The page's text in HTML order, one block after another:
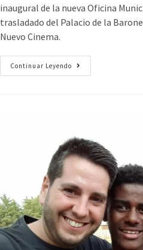
inaugural de la nueva Oficina
trasladado del Palacio de la
Nuevo Cinema.
Continuar Leyendo